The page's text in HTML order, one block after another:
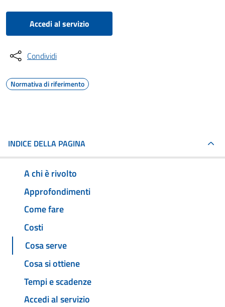
Accedi al servizio
Condividi
Normativa di riferimento
INDICE DELLA PAGINA
A chi è rivolto
Approfondimenti
Come fare
Costi
Cosa serve
Cosa si ottiene
Tempi e scadenze
Accedi al servizio